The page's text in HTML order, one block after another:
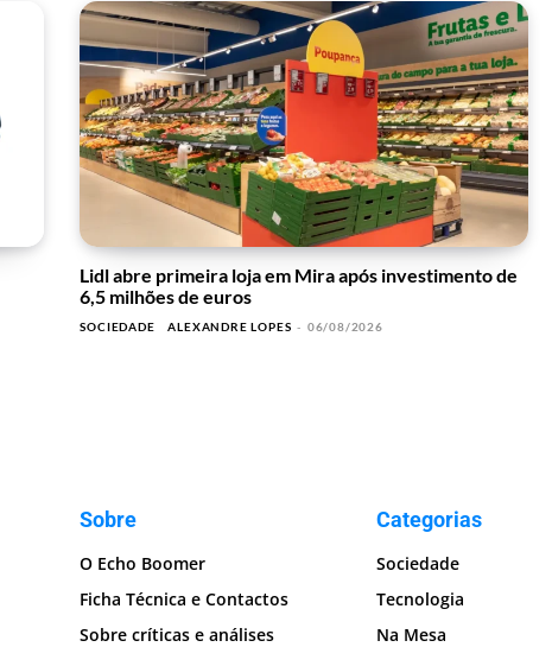
Lidl abre primeira loja em Mira após investimento de
6,5 milhões de euros
SOCIEDADE ALEXANDRE LOPES - 06/08/2026
Sobre
O Echo Boomer
Ficha Técnica e Contactos
Sobre críticas e análises
Categorias
Sociedade
Tecnologia
Na Mesa